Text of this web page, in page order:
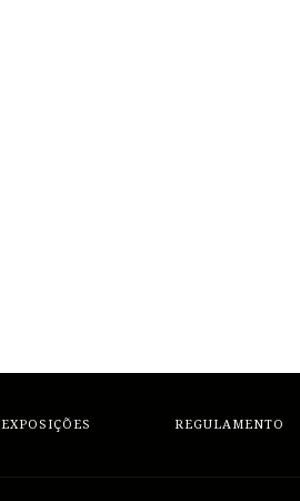
EXPOSIÇÕES REGULAMENTO